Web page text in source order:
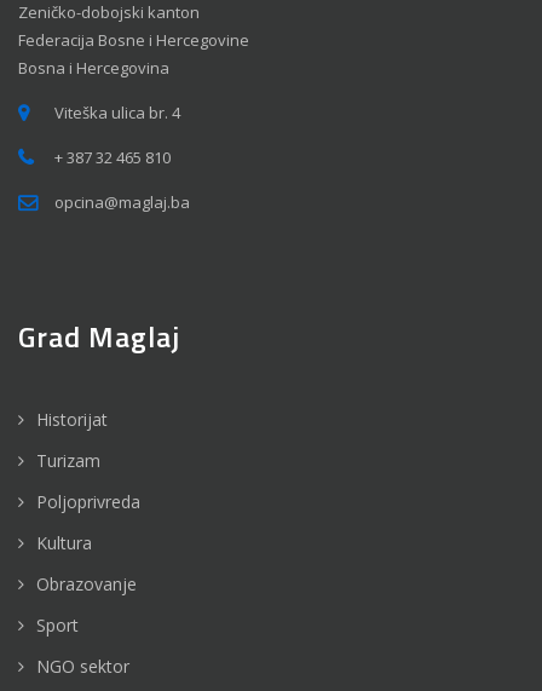
Zeničko-dobojski kanton
Federacija Bosne i Hercegovine
Bosna i Hercegovina
Viteška ulica br. 4
+ 387 32 465 810
opcina@maglaj.ba
Grad Maglaj
Historijat
Turizam
Poljoprivreda
Kultura
Obrazovanje
Sport
NGO sektor